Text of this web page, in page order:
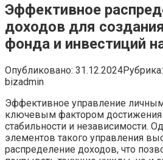
Эффективное
доходов для
фонда и инвестиций
Опубликовано: 31.12.2024Рубрика:
bizadmin
Эффективное управление
ключевым фактором
стабильности и независимости.
элементов такого управления
распределение доходов, что